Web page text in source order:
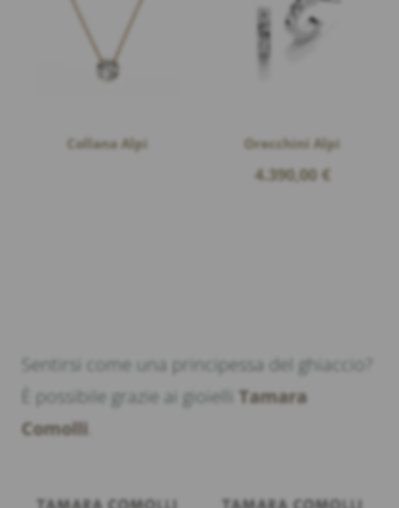
Collana Alpi Orecchini Alpi
4.390,00 €
Sentirsi come una principessa del ghiaccio?
È possibile grazie ai gioielli Tamara
Comolli